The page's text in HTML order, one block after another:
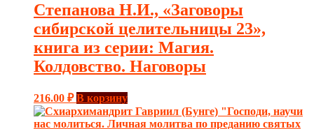
Степанова Н.И., «Заговоры
сибирской целительницы 23»,
книга из серии: Магия.
Колдовство. Наговоры
216.00 ₽ В корзину